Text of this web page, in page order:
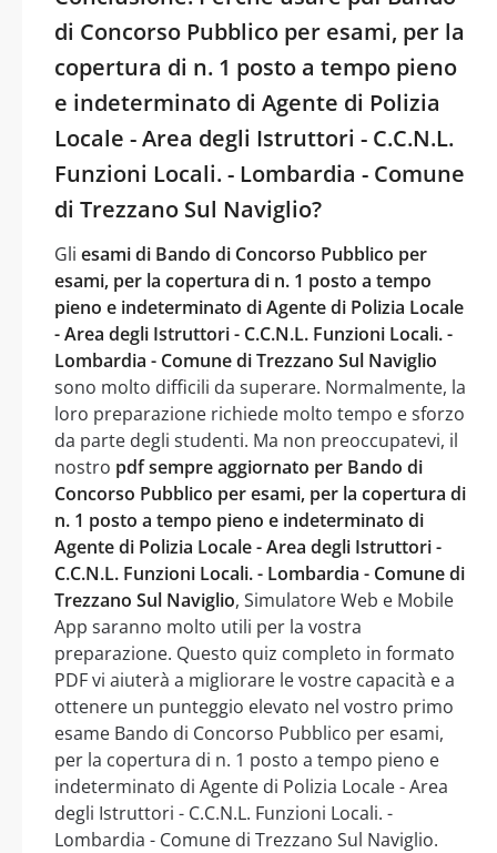
di Concorso Pubblico per esami, per la
copertura di n. 1 posto a tempo pieno
e indeterminato di Agente di Polizia
Locale - Area degli Istruttori - C.C.N.L.
Funzioni Locali. - Lombardia - Comune
di Trezzano Sul Naviglio?
Gli esami di Bando di Concorso Pubblico per
esami, per la copertura di n. 1 posto a tempo
pieno e indeterminato di Agente di Polizia Locale
- Area degli Istruttori - C.C.N.L. Funzioni Locali. -
Lombardia - Comune di Trezzano Sul Naviglio
sono molto difficili da superare. Normalmente, la
loro preparazione richiede molto tempo e sforzo
da parte degli studenti. Ma non preoccupatevi, il
nostro pdf sempre aggiornato per Bando di
Concorso Pubblico per esami, per la copertura di
n. 1 posto a tempo pieno e indeterminato di
Agente di Polizia Locale - Area degli Istruttori -
C.C.N.L. Funzioni Locali. - Lombardia - Comune di
Trezzano Sul Naviglio, Simulatore Web e Mobile
App saranno molto utili per la vostra
preparazione. Questo quiz completo in formato
PDF vi aiuterà a migliorare le vostre capacità e a
ottenere un punteggio elevato nel vostro primo
esame Bando di Concorso Pubblico per esami,
per la copertura di n. 1 posto a tempo pieno e
indeterminato di Agente di Polizia Locale - Area
degli Istruttori - C.C.N.L. Funzioni Locali. -
Lombardia - Comune di Trezzano Sul Naviglio.